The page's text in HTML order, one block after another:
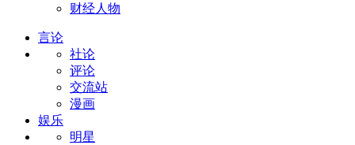
财经人物
言论
社论
评论
交流站
漫画
娱乐
明星